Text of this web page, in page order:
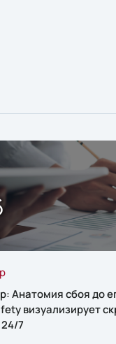
Анатомия сбоя до
визуализирует
7